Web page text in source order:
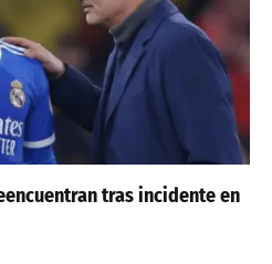
tras incidente en